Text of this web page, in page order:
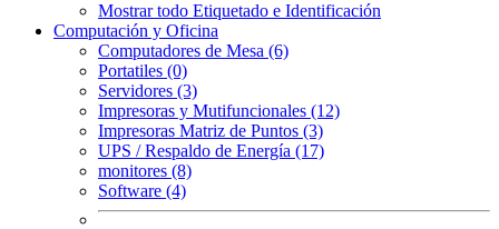
Mostrar todo Etiquetado e Identificación
Computación y Oficina
Computadores de Mesa (6)
Portatiles (0)
Servidores (3)
Impresoras y Mutifuncionales (12)
Impresoras Matriz de Puntos (3)
UPS / Respaldo de Energía (17)
monitores (8)
Software (4)